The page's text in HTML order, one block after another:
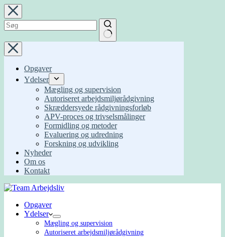
Fortsæt
til
indhold
Ingen
resultater
Opgaver
Ydelser
Mægling og supervision
Autoriseret arbejdsmiljørådgivning
Skræddersyede rådgivningsforløb
APV-proces og trivselsmålinger
Formidling og metoder
Evaluering og udredning
Forskning og udvikling
Nyheder
Om os
Kontakt
Opgaver
Ydelser
Mægling og supervision
Autoriseret arbejdsmiljørådgivning